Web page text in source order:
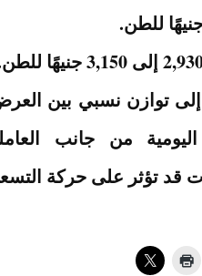
إلى توازن نسبي بين
من جانب
قد تؤثر على حركة